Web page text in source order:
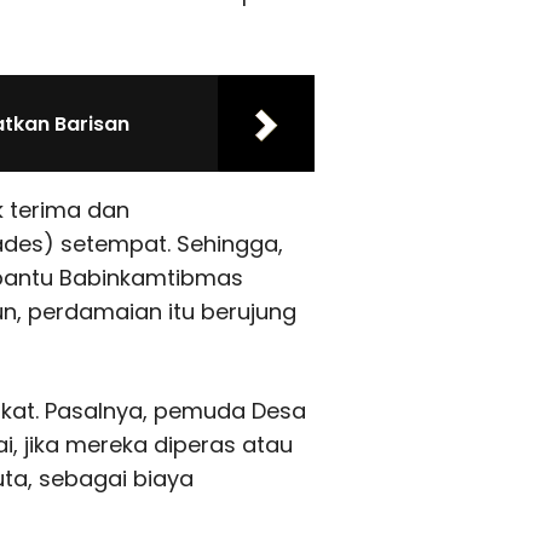
Barisan
terima dan
setempat. Sehingga,
Babinkamtibmas
perdamaian itu berujung
Pasalnya, pemuda Desa
jika mereka diperas atau
sebagai biaya